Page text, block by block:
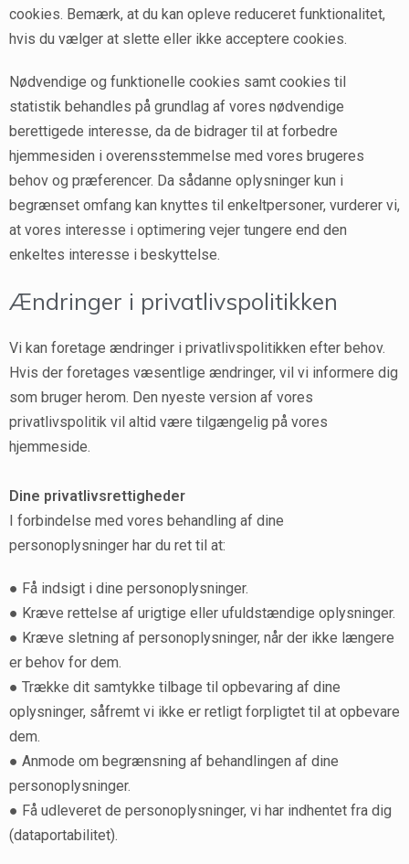
cookies. Bemærk, at du kan opleve reduceret funktionalitet,
hvis du vælger at slette eller ikke acceptere cookies.
Nødvendige og funktionelle cookies samt cookies til
statistik behandles på grundlag af vores nødvendige
berettigede interesse, da de bidrager til at forbedre
hjemmesiden i overensstemmelse med vores brugeres
behov og præferencer. Da sådanne oplysninger kun i
begrænset omfang kan knyttes til enkeltpersoner, vurderer vi,
at vores interesse i optimering vejer tungere end den
enkeltes interesse i beskyttelse.
Ændringer i privatlivspolitikken
Vi kan foretage ændringer i privatlivspolitikken efter behov.
Hvis der foretages væsentlige ændringer, vil vi informere dig
som bruger herom. Den nyeste version af vores
privatlivspolitik vil altid være tilgængelig på vores
hjemmeside.
Dine privatlivsrettigheder
I forbindelse med vores behandling af dine
personoplysninger har du ret til at:
● Få indsigt i dine personoplysninger.
● Kræve rettelse af urigtige eller ufuldstændige oplysninger.
● Kræve sletning af personoplysninger, når der ikke længere
er behov for dem.
● Trække dit samtykke tilbage til opbevaring af dine
oplysninger, såfremt vi ikke er retligt forpligtet til at opbevare
dem.
● Anmode om begrænsning af behandlingen af dine
personoplysninger.
● Få udleveret de personoplysninger, vi har indhentet fra dig
(dataportabilitet).